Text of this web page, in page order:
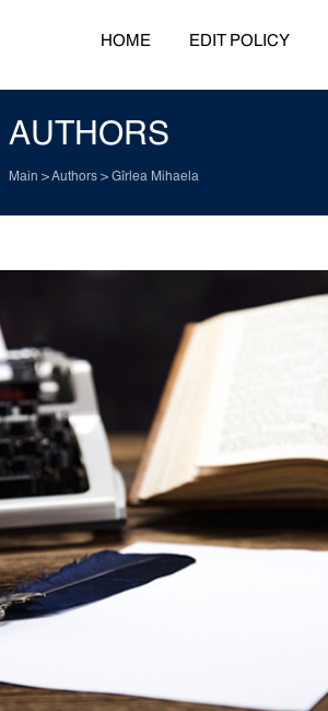
HOME EDIT POLICY
AUTHORS
Main >Authors > Gîrlea Mihaela